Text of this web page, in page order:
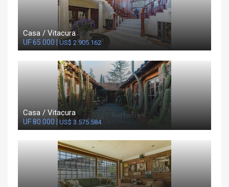
Casa / Vitacura
UF 65.000 |US$ 2.905.162
Casa / Vitacura
UF 80.000 | US$ 3.575.584